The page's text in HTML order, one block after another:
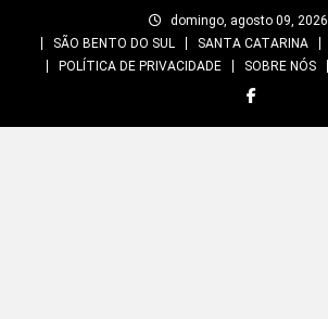
domingo, agosto 09, 2026
SÃO BENTO DO SUL
SANTA CATARINA
POLÍTICA DE PRIVACIDADE
SOBRE NÓS